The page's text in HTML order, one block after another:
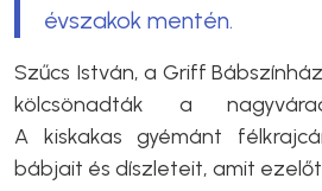
évszakok mentén.
Szűcs István, a Griff
kölcsönadták a
A kiskakas gyémánt
bábjait és díszleteit, amit